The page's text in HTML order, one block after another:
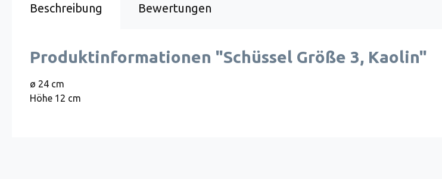
Beschreibung Bewertungen
Produktinformationen "Schüssel Größe 3, Kaolin"
ø 24 cm
Höhe 12 cm